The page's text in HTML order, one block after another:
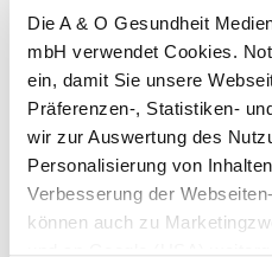
Die A & O Gesundheit
mbH verwendet Cookies.
ein, damit Sie unsere
Präferenzen-, Statistiken-
wir zur Auswertung des
Personalisierung von
Verbesserung der
können auch zu
Vitamin B2 unentbehrlich.
Vitamin B2: Folsäure muss erst
Der Körper benötigt dabei auch
hat genetisch bedingt eine
Vitamin B2 besonders wichtig.
Die Wirkung von B-Vitaminen
untersucht. ZahlreicheStudien